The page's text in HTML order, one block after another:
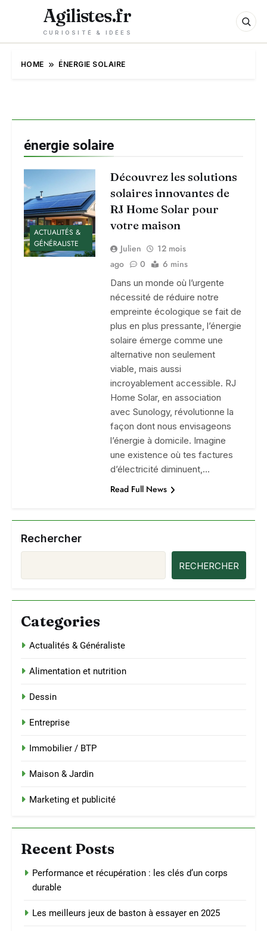
Agilistes.fr
CURIOSITÉ & IDÉES
HOME ÉNERGIE SOLAIRE
énergie solaire
ACTUALITÉS &
GÉNÉRALISTE
Découvrez les solutions
solaires innovantes de
RJ Home Solar pour
votre maison
Julien
12 mois
ago
0 6 mins
Dans un monde où l’urgente
nécessité de réduire notre
empreinte écologique se fait de
plus en plus pressante, l’énergie
solaire émerge comme une
alternative non seulement
viable, mais aussi
incroyablement accessible. RJ
Home Solar, en association
avec Sunology, révolutionne la
façon dont nous envisageons
l’énergie à domicile. Imagine
une existence où tes factures
d’électricité diminuent,…
Read Full News
Rechercher
RECHERCHER
Categories
Actualités & Généraliste
Alimentation et nutrition
Dessin
Entreprise
Immobilier / BTP
Maison & Jardin
Marketing et publicité
Recent Posts
Performance et récupération : les clés d’un corps
durable
Les meilleurs jeux de baston à essayer en 2025